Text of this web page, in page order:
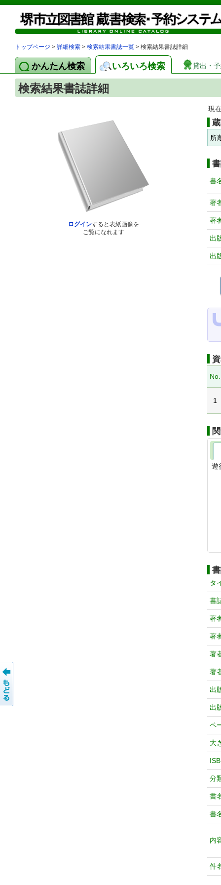
トップページ > 詳細検索 > 検索結果書誌一覧 > 検索結果書誌詳細
かんたん検索 いろいろ検索 貸出・
検索結果書誌詳細
ログインすると表紙画像を
ご覧になれます
現
所
書
著
著
出
出
No.
1
遊
タ
書
著
著
著
著
出
出
ペ
大
分
書
書
内
件